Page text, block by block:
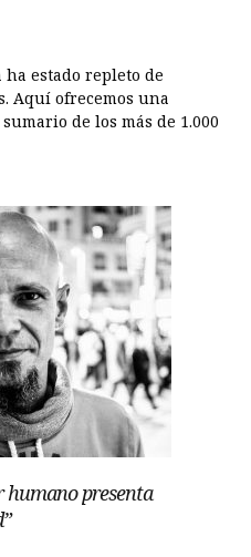
estado repleto de
Aquí ofrecemos una
de los más de 1.000
humano presenta